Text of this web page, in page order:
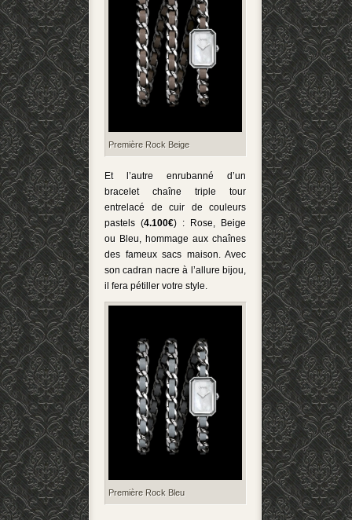
Première Rock Beige
Et l’autre enrubanné d’un
bracelet chaîne triple tour
entrelacé de cuir de couleurs
pastels (4.100€) : Rose, Beige
ou Bleu, hommage aux chaînes
des fameux sacs maison. Avec
son cadran nacre à l’allure bijou,
il fera pétiller votre style.
Première Rock Bleu